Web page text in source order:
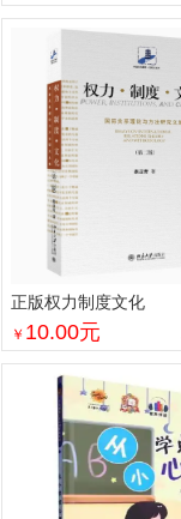
正版权力制度文化
￥ 10.00元